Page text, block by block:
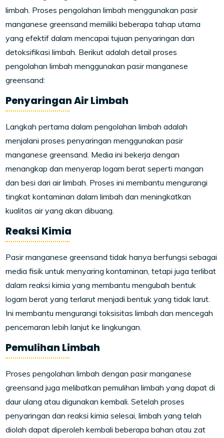
limbah. Proses pengolahan limbah menggunakan pasir
manganese greensand memiliki beberapa tahap utama
yang efektif dalam mencapai tujuan penyaringan dan
detoksifikasi limbah. Berikut adalah detail proses
pengolahan limbah menggunakan pasir manganese
greensand:
Penyaringan Air Limbah
Langkah pertama dalam pengolahan limbah adalah
menjalani proses penyaringan menggunakan pasir
manganese greensand. Media ini bekerja dengan
menangkap dan menyerap logam berat seperti mangan
dan besi dari air limbah. Proses ini membantu mengurangi
tingkat kontaminan dalam limbah dan meningkatkan
kualitas air yang akan dibuang.
Reaksi Kimia
Pasir manganese greensand tidak hanya berfungsi sebagai
media fisik untuk menyaring kontaminan, tetapi juga terlibat
dalam reaksi kimia yang membantu mengubah bentuk
logam berat yang terlarut menjadi bentuk yang tidak larut.
Ini membantu mengurangi toksisitas limbah dan mencegah
pencemaran lebih lanjut ke lingkungan.
Pemulihan Limbah
Proses pengolahan limbah dengan pasir manganese
greensand juga melibatkan pemulihan limbah yang dapat di
daur ulang atau digunakan kembali. Setelah proses
penyaringan dan reaksi kimia selesai, limbah yang telah
diolah dapat diperoleh kembali beberapa bahan atau zat